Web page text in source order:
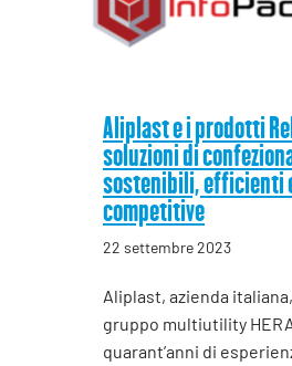
Aliplast e i prodotti
soluzioni di
sostenibili, efficienti
competitive
22 settembre 2023
Aliplast, azienda
gruppo multiutility
quarant’anni di